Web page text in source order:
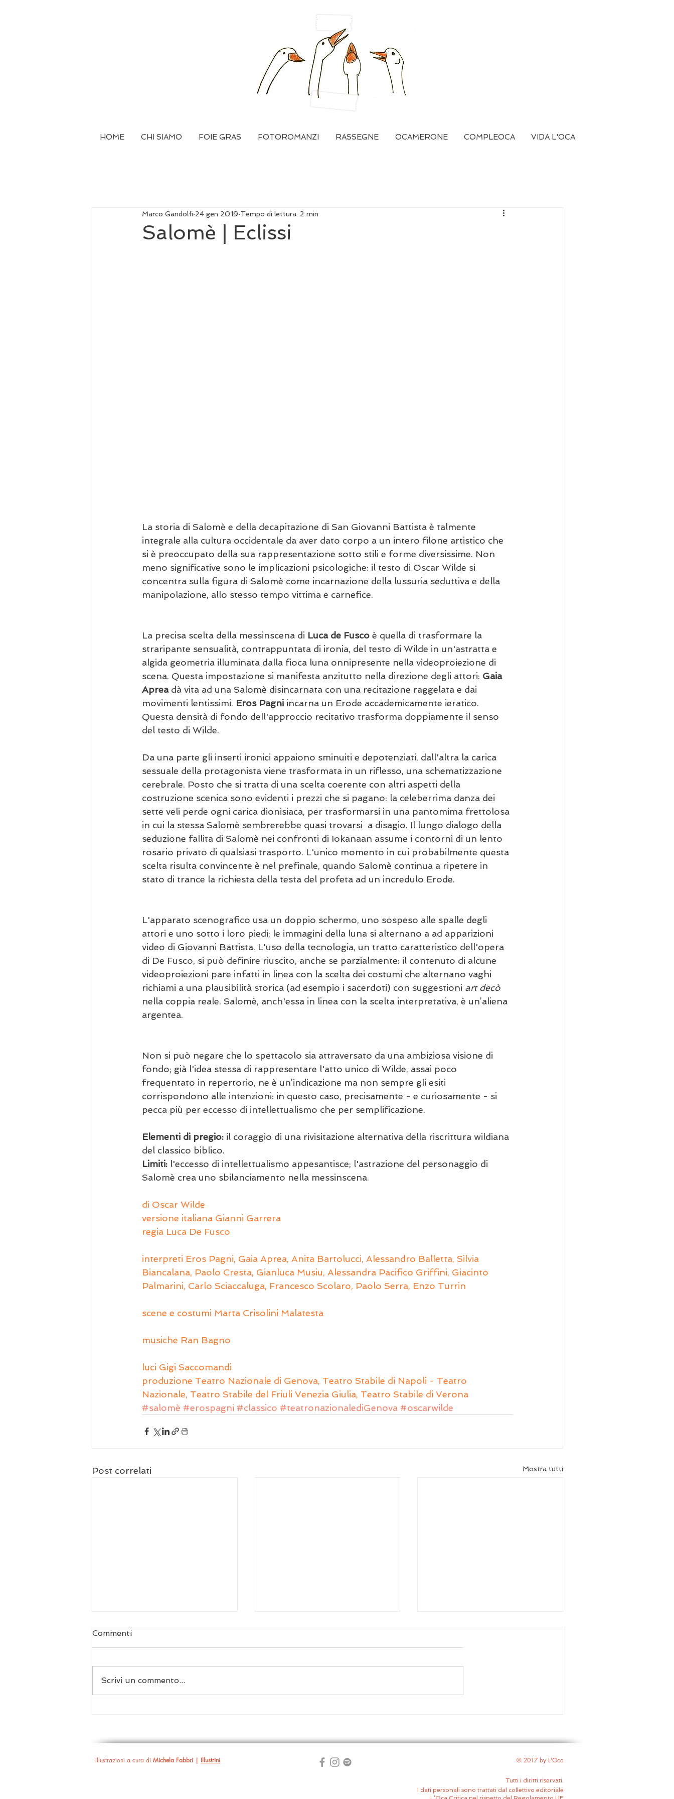
HOME CHI SIAMO FOIE GRAS FOTOROMANZI RASSEGNE OCAMERONE COMPLEOCA VIDA L'OCA
Salomè | Eclissi
Marco Gandolfi 24 gen 2019 Tempo di lettura: 2 min
La storia di Salomè e della decapitazione di San Giovanni Battista è talmente
integrale alla cultura occidentale da aver dato corpo a un intero filone artistico che
si è preoccupato della sua rappresentazione sotto stili e forme diversissime. Non
meno significative sono le implicazioni psicologiche: il testo di Oscar Wilde si
concentra sulla figura di Salomè come incarnazione della lussuria seduttiva e della
manipolazione, allo stesso tempo vittima e carnefice.
La precisa scelta della messinscena di Luca de Fusco è quella di trasformare la
straripante sensualità, contrappuntata di ironia, del testo di Wilde in un'astratta e
algida geometria illuminata dalla fioca luna onnipresente nella videoproiezione di
scena. Questa impostazione si manifesta anzitutto nella direzione degli attori: Gaia
Aprea dà vita ad una Salomè disincarnata con una recitazione raggelata e dai
movimenti lentissimi. Eros Pagni incarna un Erode accademicamente ieratico.
Questa densità di fondo dell'approccio recitativo trasforma doppiamente il senso
del testo di Wilde.
Da una parte gli inserti ironici appaiono sminuiti e depotenziati, dall'altra la carica
sessuale della protagonista viene trasformata in un riflesso, una schematizzazione
cerebrale. Posto che si tratta di una scelta coerente con altri aspetti della
costruzione scenica sono evidenti i prezzi che si pagano: la celeberrima danza dei
sette veli perde ogni carica dionisiaca, per trasformarsi in una pantomima frettolosa
in cui la stessa Salomè sembrerebbe quasi trovarsi  a disagio. Il lungo dialogo della
seduzione fallita di Salomè nei confronti di Iokanaan assume i contorni di un lento
rosario privato di qualsiasi trasporto. L'unico momento in cui probabilmente questa
scelta risulta convincente è nel prefinale, quando Salomè continua a ripetere in
stato di trance la richiesta della testa del profeta ad un incredulo Erode.
L'apparato scenografico usa un doppio schermo, uno sospeso alle spalle degli
attori e uno sotto i loro piedi; le immagini della luna si alternano a ad apparizioni
video di Giovanni Battista. L'uso della tecnologia, un tratto caratteristico dell'opera
di De Fusco, si può definire riuscito, anche se parzialmente: il contenuto di alcune
videoproiezioni pare infatti in linea con la scelta dei costumi che alternano vaghi
richiami a una plausibilità storica (ad esempio i sacerdoti) con suggestioni art decò
nella coppia reale. Salomè, anch'essa in linea con la scelta interpretativa, è un’aliena
argentea.
Non si può negare che lo spettacolo sia attraversato da una ambiziosa visione di
fondo; già l'idea stessa di rappresentare l'atto unico di Wilde, assai poco
frequentato in repertorio, ne è un’indicazione ma non sempre gli esiti
corrispondono alle intenzioni: in questo caso, precisamente - e curiosamente - si
pecca più per eccesso di intellettualismo che per semplificazione.
Elementi di pregio: il coraggio di una rivisitazione alternativa della riscrittura wildiana
del classico biblico.
Limiti: l'eccesso di intellettualismo appesantisce; l'astrazione del personaggio di
Salomè crea uno sbilanciamento nella messinscena.
di Oscar Wilde
versione italiana Gianni Garrera
regia Luca De Fusco
interpreti Eros Pagni, Gaia Aprea, Anita Bartolucci, Alessandro Balletta, Silvia
Biancalana, Paolo Cresta, Gianluca Musiu, Alessandra Pacifico Griffini, Giacinto
Palmarini, Carlo Sciaccaluga, Francesco Scolaro, Paolo Serra, Enzo Turrin
scene e costumi Marta Crisolini Malatesta
musiche Ran Bagno
luci Gigi Saccomandi
produzione Teatro Nazionale di Genova, Teatro Stabile di Napoli - Teatro
Nazionale, Teatro Stabile del Friuli Venezia Giulia, Teatro Stabile di Verona
#salomè #erospagni #classico #teatronazionalediGenova #oscarwilde
Post correlati Mostra tutti
Commenti
Scrivi un commento...
Illustrazioni a cura di Michela Fabbri | Illustrini © 2017 by L'Oca
Tutti i diritti riservati.
I dati personali sono trattati dal collettivo editoriale